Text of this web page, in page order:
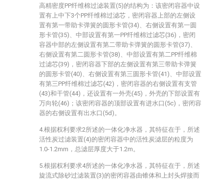
高精密度PP纤维棉过滤装置(5)的结构为：该密闭容器中设
置有上中下3个PP纤维棉过滤芯，密闭容器上部的左侧设
置有第一带助卡弹簧的圆形卡管(34)、右侧设置有第一圆
形卡管(35)、中部设置有第一PP纤维棉过滤芯(36)，密闭
容器中部的左侧设置有第二带助卡弹簧的圆形卡管(37)、
右侧设置有第二圆形卡管(38)、中部设置有第二PP纤维棉
过滤芯(39)，密闭容器下部的左侧设置有第三带助卡弹簧
的圆形卡管(40)、右侧设置有第三圆形卡管(41)、中部设置
有第三PP纤维棉过滤芯(42)，密闭容器的右侧设置有支管
(43)和干管(44)，还设置有一外壳(45)，外壳的下部设置有
万向轮(46)；该密闭容器的顶部设置有进水口(5c)，密闭容
器的右侧设置有出水口(5d)。
4.根据权利要求2所述的一体化净水器，其特征在于，所述
活性炭过滤装置(4)的密闭容器中的活性炭滤层的粒度为
1.0-1.2mm，总滤层厚度大于1.2m。
5.根据权利要求4所述的一体化净水器，其特征在于，所述
旋流式除砂过滤装置(3)的密闭容器由锥体和上封头焊接而